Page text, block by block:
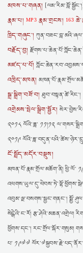
མཁས་པ་གཞན།
རྣམ་པ། MP3 རྣམ་གྲངས། 163
ཁྲིད་གཞུང་།
བརྗོད་བྱ།
མཛད་པ་པོ།
འཁྲིད་མཁན།
སྒྲ་སྒྲིག་བཟོ་བ། ཐུབ་བསྟན་ཚེ་རིང་།
འགྲེམས་སྤེལ་སྒྲིག་སྦྱོར།
༢༠༡༨ ལོའི་ཟླ་ ༡༡།༡༢
༢༠༡༩
ངོ་སྤྲོད་མདོར་བསྡུས།
མཁན་པོ་རྣམ་གྲོལ་མཆོག་ནི། ཕྱི་ལོ་
འབུམ་ལྔ་བསགས་སྦྱང་གནང་།
སེངྒེའི་ང་རོ། རྩ་ཤེའི་མཆན་འགྲེལ།
ཕྱོགས་དང་། རང་གྲོལ་སྐོར་གསུམ།
པ་ ༡༩༧༧